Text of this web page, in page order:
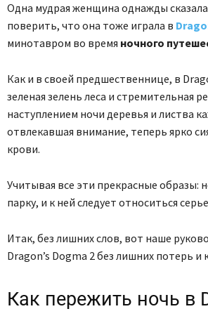
Одна мудрая женщина однажды
поверить, что она тоже играла в
минотавром во время ночного
Как и в своей предшественнице, в
зеленая зелень леса и стремительная
наступлением ночи деревья и листва
отвлекавшая внимание, теперь ярко
крови.
Учитывая все эти прекрасные образы:
парку, и к ней следует относиться
Итак, без лишних слов, вот наше
Dragon’s Dogma 2 без лишних потерь и
Как пережить ночь в